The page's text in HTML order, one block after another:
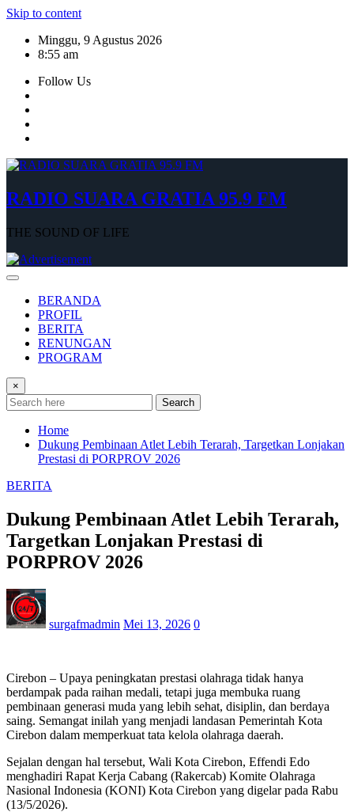
Skip to content
Minggu, 9 Agustus 2026
8:55 am
Follow Us
RADIO SUARA GRATIA 95.9 FM
THE SOUND OF LIFE
BERANDA
PROFIL
BERITA
RENUNGAN
PROGRAM
×
Search
Home
Dukung Pembinaan Atlet Lebih Terarah, Targetkan Lonjakan
Prestasi di PORPROV 2026
BERITA
Dukung Pembinaan Atlet Lebih Terarah,
Targetkan Lonjakan Prestasi di
PORPROV 2026
surgafmadmin Mei 13, 2026 0
Cirebon – Upaya peningkatan prestasi olahraga tidak hanya
berdampak pada raihan medali, tetapi juga membuka ruang
pembinaan generasi muda yang lebih sehat, disiplin, dan berdaya
saing. Semangat inilah yang menjadi landasan Pemerintah Kota
Cirebon dalam memperkuat tata kelola olahraga daerah.
Sejalan dengan hal tersebut, Wali Kota Cirebon, Effendi Edo
menghadiri Rapat Kerja Cabang (Rakercab) Komite Olahraga
Nasional Indonesia (KONI) Kota Cirebon yang digelar pada Rabu
(13/5/2026).